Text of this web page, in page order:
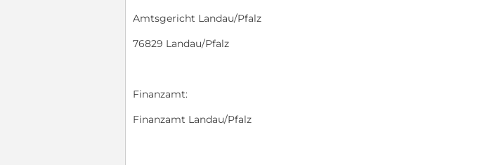
Amtsgericht Landau/Pfalz
76829 Landau/Pfalz
Finanzamt:
Finanzamt Landau/Pfalz